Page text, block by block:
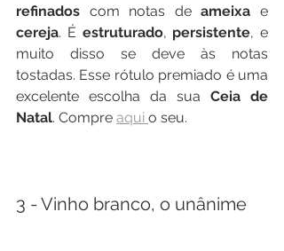
refinados com notas de ameixa
cereja. É estruturado, persistente, e
muito disso se deve às notas
tostadas. Esse rótulo premiado é uma
excelente escolha da sua Ceia de
Natal. Compre aqui o seu.
3 - Vinho branco, o unânime